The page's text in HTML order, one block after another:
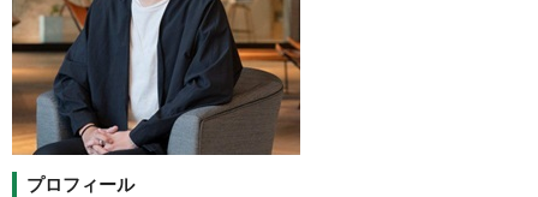
プロフィール